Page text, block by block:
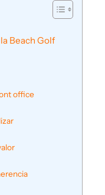
Beach Golf
office